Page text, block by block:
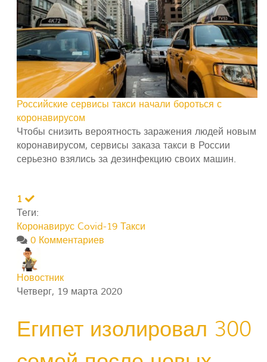
Российские сервисы такси начали бороться с
коронавирусом
Чтобы снизить вероятность заражения людей новым
коронавирусом, сервисы заказа такси в России
серьезно взялись за дезинфекцию своих машин.
1
Теги:
Коронавирус Covid-19 Такси
0 Комментариев
Новостник
Четверг, 19 марта 2020
Египет изолировал 300